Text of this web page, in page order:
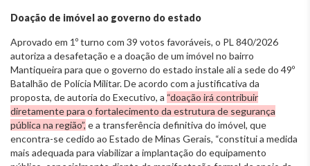
Doação de imóvel ao governo do estado
Aprovado em 1º turno com 39 votos favoráveis, o PL 840/2026
autoriza a desafetação e a doação de um imóvel no bairro
Mantiqueira para que o governo do estado instale ali a sede do 49º
Batalhão de Polícia Militar. De acordo com a justificativa da
proposta, de autoria do Executivo, a “doação irá contribuir
diretamente para o fortalecimento da estrutura de segurança
pública na região”, e a transferência definitiva do imóvel, que
encontra-se cedido ao Estado de Minas Gerais, “constitui a medida
mais adequada para viabilizar a implantação do equipamento